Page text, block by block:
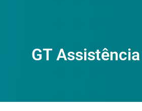
GT